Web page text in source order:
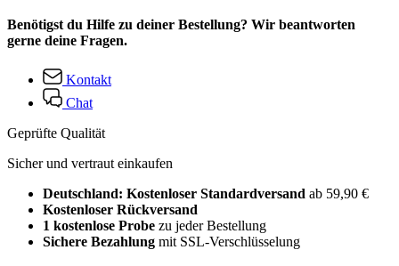
Benötigst du Hilfe zu deiner Bestellung? Wir beantworten
gerne deine Fragen.
Kontakt
Chat
Geprüfte Qualität
Sicher und vertraut einkaufen
Deutschland: Kostenloser Standardversand ab 59,90 €
Kostenloser Rückversand
1 kostenlose Probe zu jeder Bestellung
Sichere Bezahlung mit SSL-Verschlüsselung